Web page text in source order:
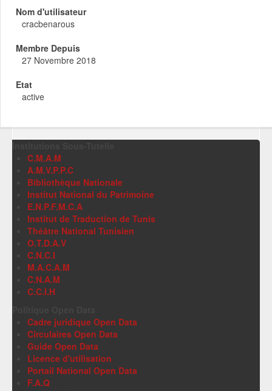
Nom d'utilisateur
cracbenarous
Membre Depuis
27 Novembre 2018
Etat
active
C.M.A.M
A.M.V.P.P.C
Bibliothèque Nationale
Institut National du Patrimoine
E.N.P.F.M.C.A
Institut de Traduction de Tunis
Théâtre National Tunisien
O.T.D.A.V
C.N.C.I
M.A.C.A.M
C.N.A.M
C.C.I.H
Cadre juridique Open Data
Circulaires Open Data
Guide Open Data
Licence d'utilisation
Portail National Open Data
F.A.Q